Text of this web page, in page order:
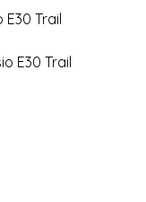
E30 Trail
E30 Trail